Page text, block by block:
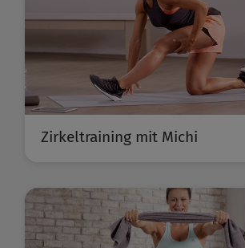
Zirkeltraining mit Michi